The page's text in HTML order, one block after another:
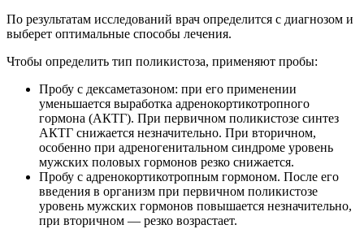
По результатам исследований врач определится с диагнозом и
выберет оптимальные способы лечения.
Чтобы определить тип поликистоза, применяют пробы:
Пробу с дексаметазоном: при его применении
уменьшается выработка адренокортикотропного
гормона (АКТГ). При первичном поликистозе синтез
АКТГ снижается незначительно. При вторичном,
особенно при адреногенитальном синдроме уровень
мужских половых гормонов резко снижается.
Пробу с адренокортикотропным гормоном. После его
введения в организм при первичном поликистозе
уровень мужских гормонов повышается незначительно,
при вторичном — резко возрастает.